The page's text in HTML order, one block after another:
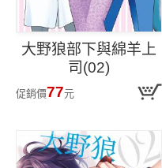
大野狼部下與綿羊上
司(02)
促銷價77元